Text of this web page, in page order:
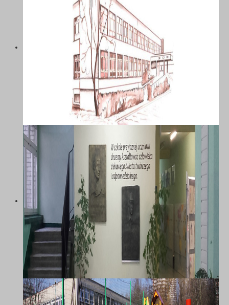
SZKOŁA PODSTAWOWA NR 58 Z
ODDZIAŁAMI INTEGRACYJNYMI IM.
MARII DĄBROWSKIEJ W
KATOWICACH